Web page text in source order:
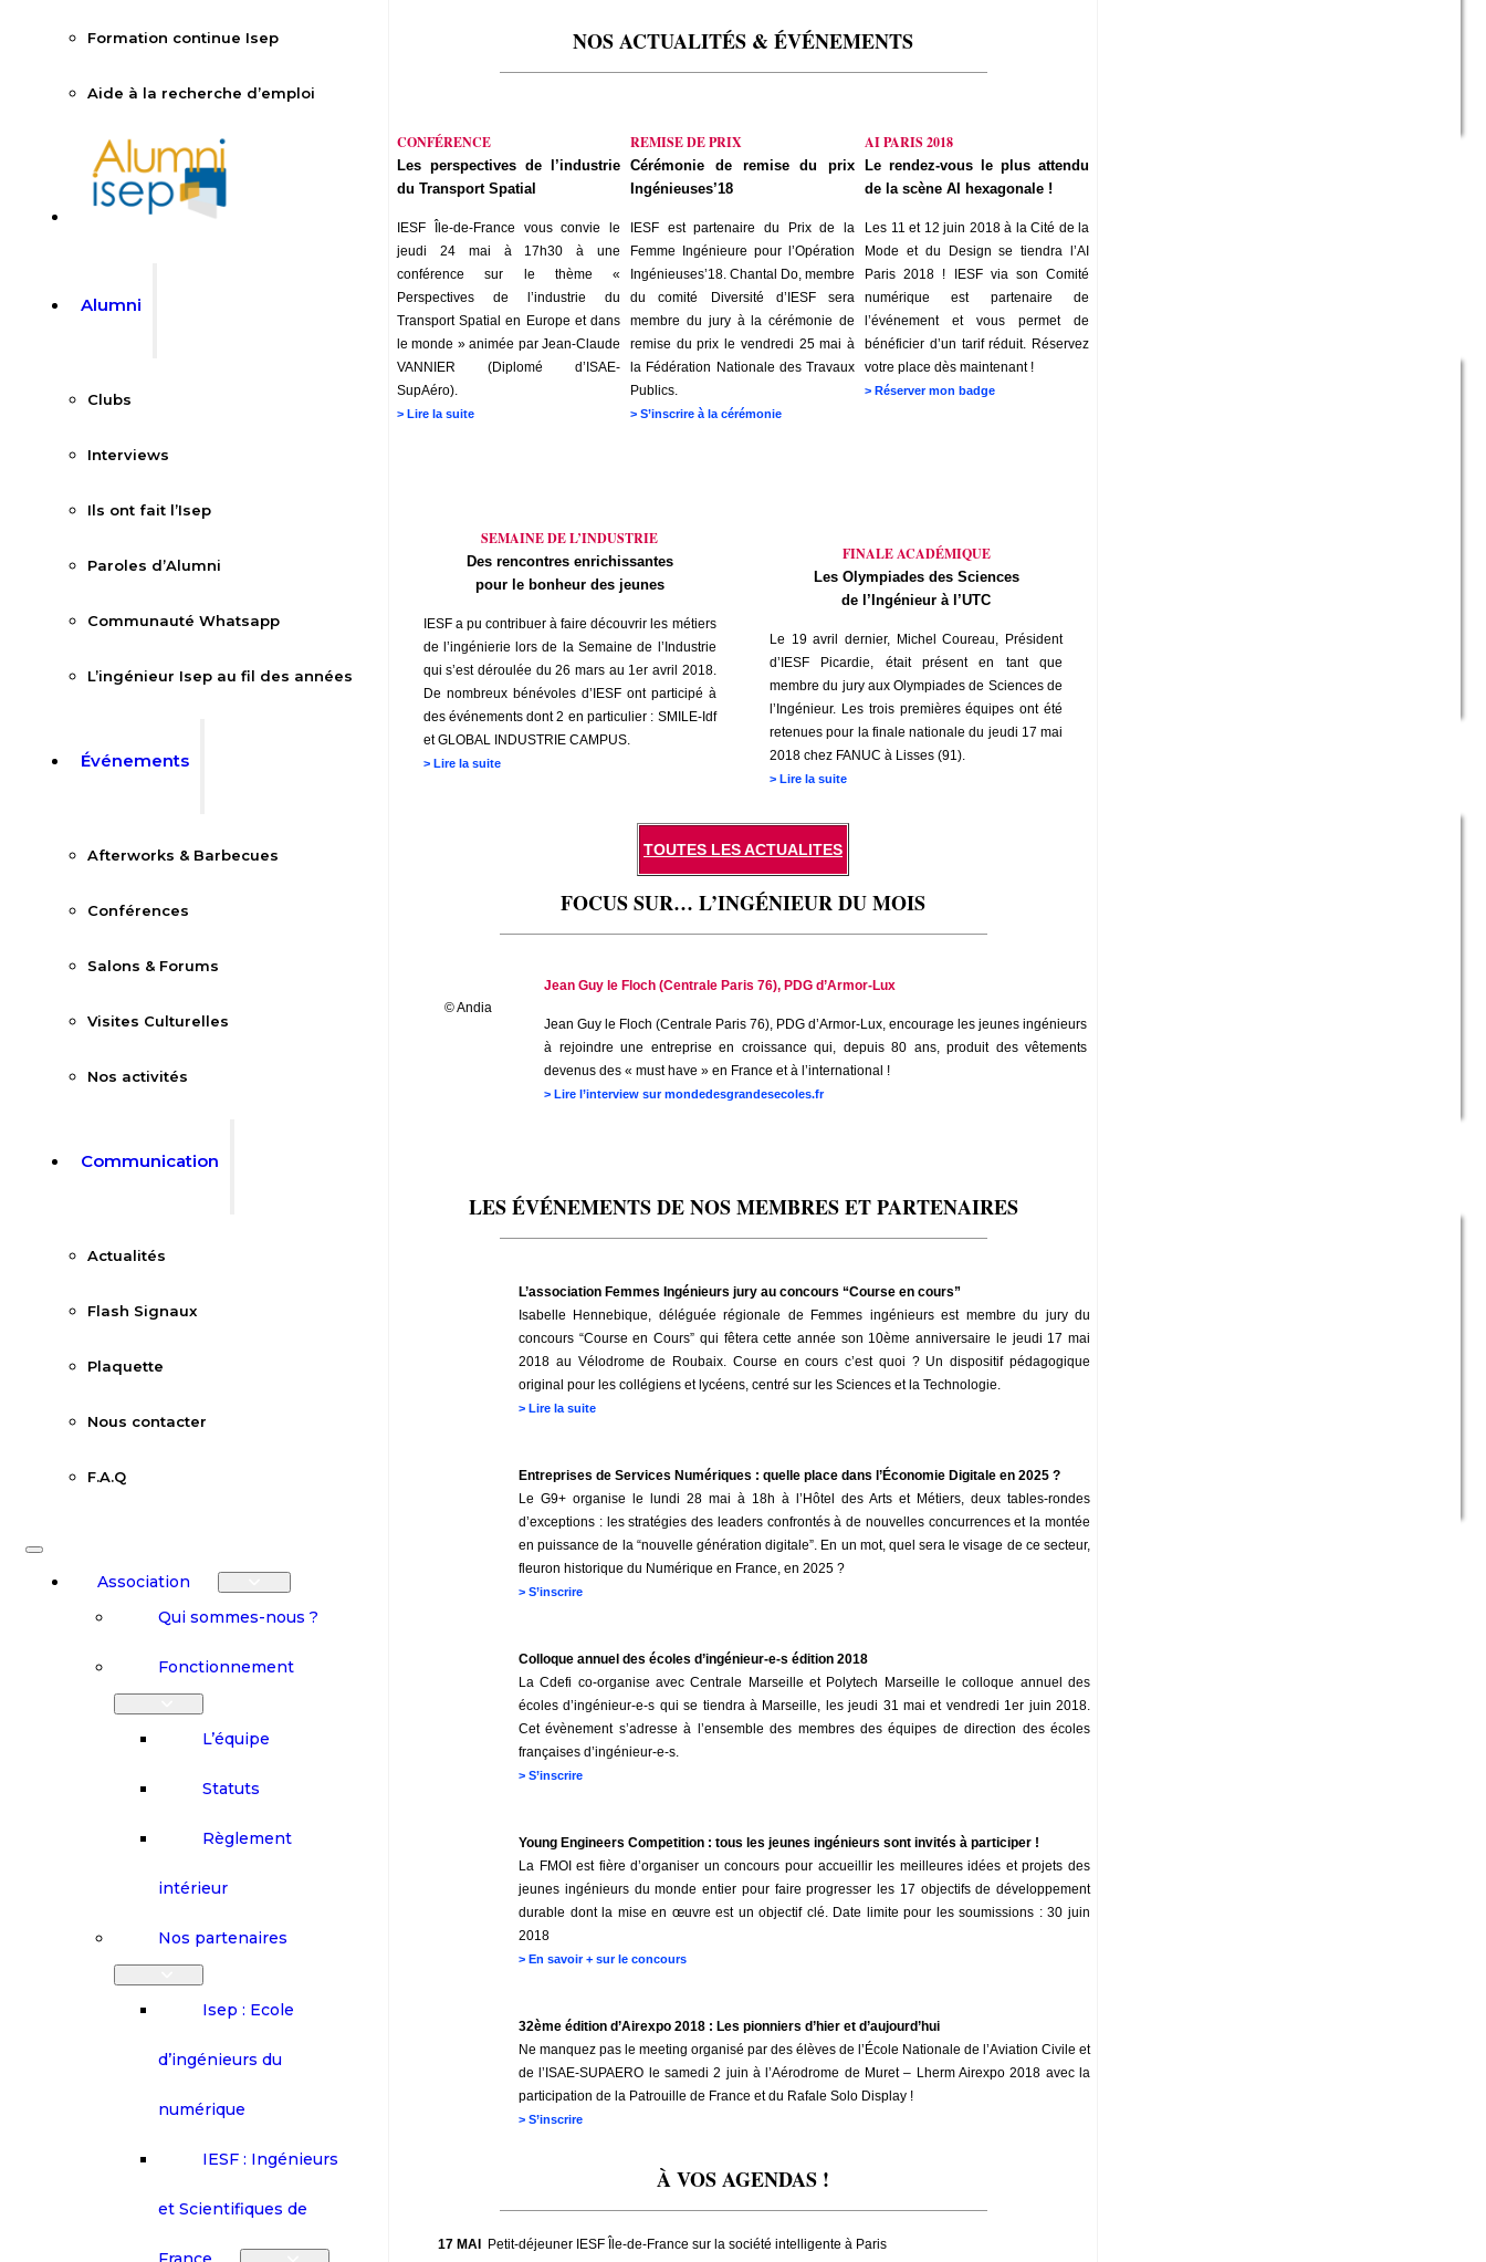
Formation continue Isep
Aide à la recherche d’emploi
Alumni
Clubs
Interviews
Ils ont fait l’Isep
Paroles d’Alumni
Communauté Whatsapp
L’ingénieur Isep au fil des années
Événements
Afterworks & Barbecues
Conférences
Salons & Forums
Visites Culturelles
Nos activités
Communication
Actualités
Flash Signaux
Plaquette
Nous contacter
F.A.Q
Association
Qui sommes-nous ?
Fonctionnement
L’équipe
Statuts
Règlement
intérieur
Nos partenaires
Isep : Ecole
d’ingénieurs du
numérique
IESF : Ingénieurs
et Scientifiques de
NOS ACTUALITÉS & ÉVÉNEMENTS
CONFÉRENCE
Les perspectives de l’industrie
du Transport Spatial
IESF Île-de-France vous convie le
jeudi 24 mai à 17h30 à une
conférence sur le thème «
Perspectives de l’industrie du
Transport Spatial en Europe et dans
le monde » animée par Jean-Claude
VANNIER (Diplomé d’ISAE-
SupAéro).
> Lire la suite
REMISE DE PRIX
Cérémonie de remise du prix
Ingénieuses’18
IESF est partenaire du Prix de la
Femme Ingénieure pour l’Opération
Ingénieuses’18. Chantal Do, membre
du comité Diversité d’IESF sera
membre du jury à la cérémonie de
remise du prix le vendredi 25 mai à
la Fédération Nationale des Travaux
Publics.
> S’inscrire à la cérémonie
AI PARIS 2018
Le rendez-vous le plus attendu
de la scène AI hexagonale !
Les 11 et 12 juin 2018 à la Cité de la
Mode et du Design se tiendra l’AI
Paris 2018 ! IESF via son Comité
numérique est partenaire de
l’événement et vous permet de
bénéficier d’un tarif réduit. Réservez
votre place dès maintenant !
> Réserver mon badge
SEMAINE DE L’INDUSTRIE
Des rencontres enrichissantes
pour le bonheur des jeunes
IESF a pu contribuer à faire découvrir les métiers
de l’ingénierie lors de la Semaine de l’Industrie
qui s’est déroulée du 26 mars au 1er avril 2018.
De nombreux bénévoles d’IESF ont participé à
des événements dont 2 en particulier : SMILE-Idf
et GLOBAL INDUSTRIE CAMPUS.
> Lire la suite
FINALE ACADÉMIQUE
Les Olympiades des Sciences
de l’Ingénieur à l’UTC
Le 19 avril dernier, Michel Coureau, Président
d’IESF Picardie, était présent en tant que
membre du jury aux Olympiades de Sciences de
l’Ingénieur. Les trois premières équipes ont été
retenues pour la finale nationale du jeudi 17 mai
2018 chez FANUC à Lisses (91).
> Lire la suite
TOUTES LES ACTUALITES
FOCUS SUR… L’INGÉNIEUR DU MOIS
© Andia
Jean Guy le Floch (Centrale Paris 76), PDG d’Armor-Lux
Jean Guy le Floch (Centrale Paris 76), PDG d’Armor-Lux, encourage les jeunes ingénieurs
à rejoindre une entreprise en croissance qui, depuis 80 ans, produit des vêtements
devenus des « must have » en France et à l’international !
> Lire l’interview sur mondedesgrandesecoles.fr
LES ÉVÉNEMENTS DE NOS MEMBRES ET PARTENAIRES
L’association Femmes Ingénieurs jury au concours “Course en cours”
Isabelle Hennebique, déléguée régionale de Femmes ingénieurs est membre du jury du
concours “Course en Cours” qui fêtera cette année son 10ème anniversaire le jeudi 17 mai
2018 au Vélodrome de Roubaix. Course en cours c’est quoi ? Un dispositif pédagogique
original pour les collégiens et lycéens, centré sur les Sciences et la Technologie.
> Lire la suite
Entreprises de Services Numériques : quelle place dans l’Économie Digitale en 2025 ?
Le G9+ organise le lundi 28 mai à 18h à l’Hôtel des Arts et Métiers, deux tables-rondes
d’exceptions : les stratégies des leaders confrontés à de nouvelles concurrences et la montée
en puissance de la “nouvelle génération digitale”. En un mot, quel sera le visage de ce secteur,
fleuron historique du Numérique en France, en 2025 ?
> S’inscrire
Colloque annuel des écoles d’ingénieur-e-s édition 2018
La Cdefi co-organise avec Centrale Marseille et Polytech Marseille le colloque annuel des
écoles d’ingénieur-e-s qui se tiendra à Marseille, les jeudi 31 mai et vendredi 1er juin 2018.
Cet évènement s’adresse à l’ensemble des membres des équipes de direction des écoles
françaises d’ingénieur-e-s.
> S’inscrire
Young Engineers Competition : tous les jeunes ingénieurs sont invités à participer !
La FMOI est fière d’organiser un concours pour accueillir les meilleures idées et projets des
jeunes ingénieurs du monde entier pour faire progresser les 17 objectifs de développement
durable dont la mise en œuvre est un objectif clé. Date limite pour les soumissions : 30 juin
2018
> En savoir + sur le concours
32ème édition d’Airexpo 2018 : Les pionniers d’hier et d’aujourd’hui
Ne manquez pas le meeting organisé par des élèves de l’École Nationale de l’Aviation Civile et
de l’ISAE-SUPAERO le samedi 2 juin à l’Aérodrome de Muret – Lherm Airexpo 2018 avec la
participation de la Patrouille de France et du Rafale Solo Display !
> S’inscrire
À VOS AGENDAS !
17 MAI Petit-déjeuner IESF Île-de-France sur la société intelligente à Paris